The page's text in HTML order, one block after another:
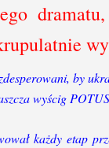
by
wyścig
każdy etap